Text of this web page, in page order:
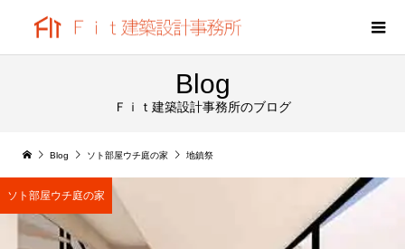
Blog
Ｆｉｔ建築設計事務所のブログ
Blog ソト部屋ウチ庭の家 地鎮祭
ソト部屋ウチ庭の家